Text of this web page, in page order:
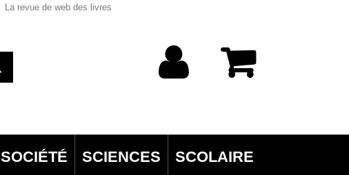
La revue de web des livres
SOCIÉTÉ SCIENCES SCOLAIRE